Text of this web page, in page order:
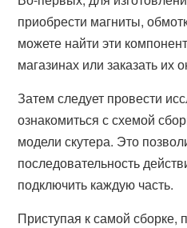
приобрести магниты,
можете найти эти
магазинах или заказать их
Затем следует провести
ознакомиться с схемой
модели скутера. Это
последовательность
подключить каждую часть.
Приступая к самой сборке,